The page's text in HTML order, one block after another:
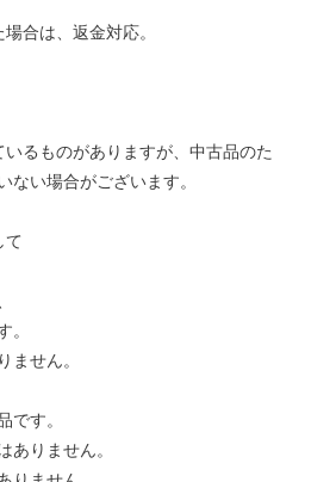
合は、返金対応。
るものがありますが、中古品のた
ない場合がございます。
て
せん。
す。
りません。